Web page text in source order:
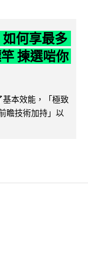
何享最多
揀選啱你
本效能，「極致
瞻技術加持」以